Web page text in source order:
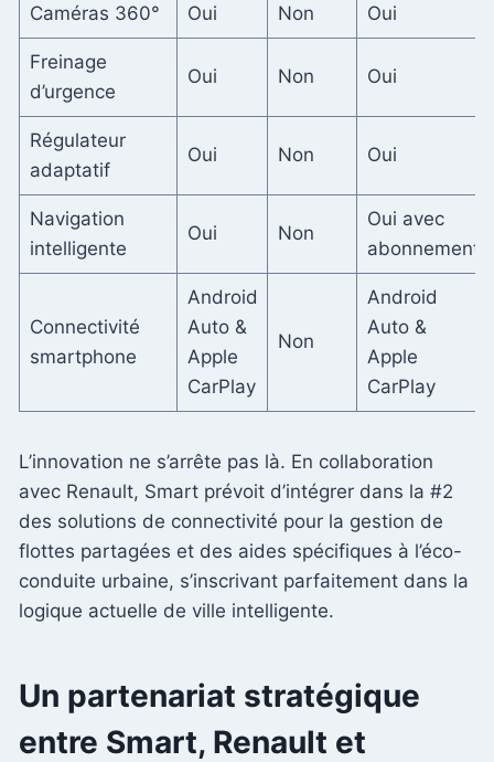
Caméras 360° Oui Non Oui
Freinage
d’urgence
Oui Non Oui
Régulateur
adaptatif
Oui Non Oui
Navigation
intelligente
Oui Non
Oui avec
abonnement
Connectivité
smartphone
Android
Auto &
Apple
CarPlay
Non
Android
Auto &
Apple
CarPlay
L’innovation ne s’arrête pas là. En collaboration
avec Renault, Smart prévoit d’intégrer dans la #2
des solutions de connectivité pour la gestion de
flottes partagées et des aides spécifiques à l’éco-
conduite urbaine, s’inscrivant parfaitement dans la
logique actuelle de ville intelligente.
Un partenariat stratégique
entre Smart, Renault et